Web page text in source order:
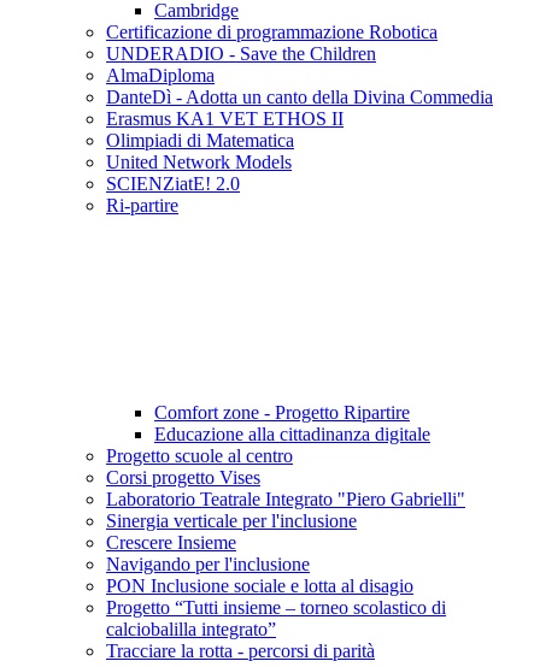
Cambridge
Certificazione di programmazione Robotica
UNDERADIO - Save the Children
AlmaDiploma
DanteDì - Adotta un canto della Divina Commedia
Erasmus KA1 VET ETHOS II
Olimpiadi di Matematica
United Network Models
SCIENZiatE! 2.0
Ri-partire
Comfort zone - Progetto Ripartire
Educazione alla cittadinanza digitale
Progetto scuole al centro
Corsi progetto Vises
Laboratorio Teatrale Integrato "Piero Gabrielli"
Sinergia verticale per l'inclusione
Crescere Insieme
Navigando per l'inclusione
PON Inclusione sociale e lotta al disagio
Progetto “Tutti insieme – torneo scolastico di
calciobalilla integrato”
Tracciare la rotta - percorsi di parità